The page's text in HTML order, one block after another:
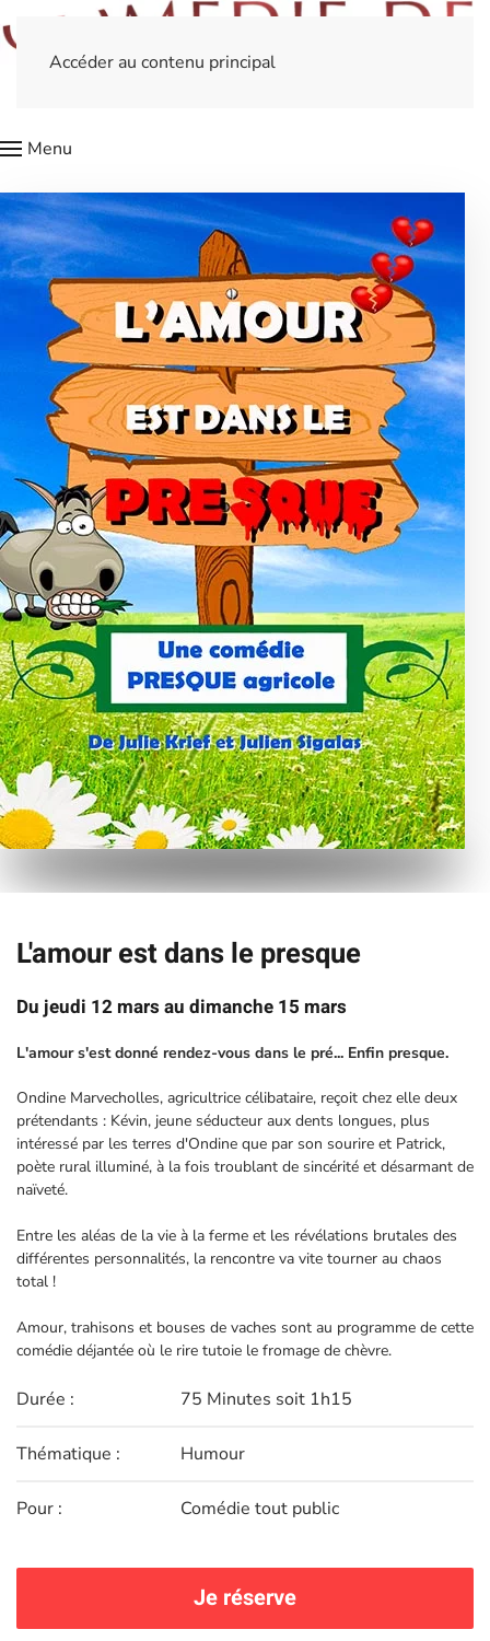
Accéder au contenu principal
Menu
L'amour est dans le presque
Du jeudi 12 mars au dimanche 15 mars
L'amour s'est donné rendez-vous dans le pré... Enfin presque.
Ondine Marvecholles, agricultrice célibataire, reçoit chez elle deux
prétendants : Kévin, jeune séducteur aux dents longues, plus
intéressé par les terres d'Ondine que par son sourire et Patrick,
poète rural illuminé, à la fois troublant de sincérité et désarmant de
naïveté.
Entre les aléas de la vie à la ferme et les révélations brutales des
différentes personnalités, la rencontre va vite tourner au chaos
total !
Amour, trahisons et bouses de vaches sont au programme de cette
comédie déjantée où le rire tutoie le fromage de chèvre.
Durée : 75 Minutes soit 1h15
Thématique : Humour
Pour : Comédie tout public
Je réserve